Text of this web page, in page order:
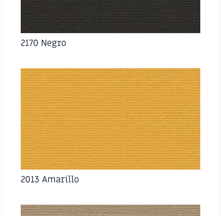
2170 Negro
2013 Amarillo